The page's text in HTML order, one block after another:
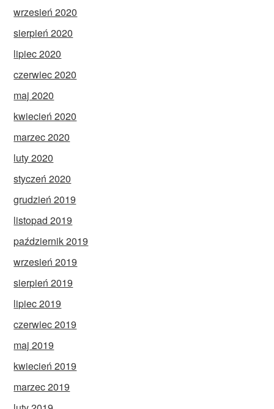
wrzesień 2020
sierpień 2020
lipiec 2020
czerwiec 2020
maj 2020
kwiecień 2020
marzec 2020
luty 2020
styczeń 2020
grudzień 2019
listopad 2019
październik 2019
wrzesień 2019
sierpień 2019
lipiec 2019
czerwiec 2019
maj 2019
kwiecień 2019
marzec 2019